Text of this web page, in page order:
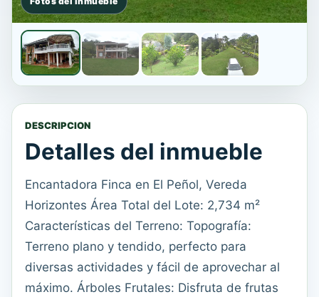
DESCRIPCION
Detalles del inmueble
Encantadora Finca en El Peñol, Vereda
Horizontes Área Total del Lote: 2,734 m²
Características del Terreno: Topografía:
Terreno plano y tendido, perfecto para
diversas actividades y fácil de aprovechar al
máximo. Árboles Frutales: Disfruta de frutas